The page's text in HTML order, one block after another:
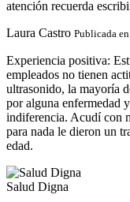
atención recuerda
Laura Castro Publicada en
Experiencia positiva:
empleados no tienen
ultrasonido, la mayoría
por alguna enfermedad
indiferencia. Acudí con
para nada le dieron un
edad.
Salud Digna